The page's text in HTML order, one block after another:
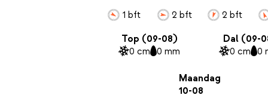
1 bft 2 bft 2 bft
Top (09-08)
0 cm 0 mm
Dal (09-
0 cm 0
Maandag
10-08